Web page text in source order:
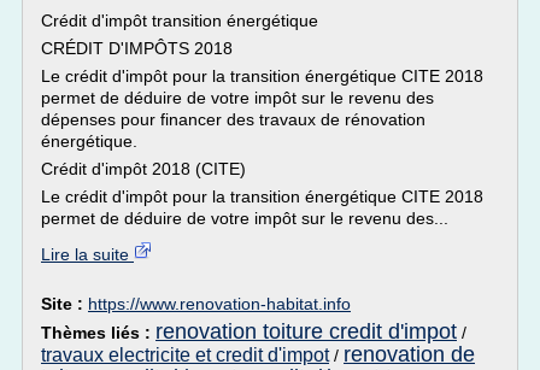
Crédit d'impôt transition énergétique
CRÉDIT D'IMPÔTS 2018
Le crédit d'impôt pour la transition énergétique CITE 2018
permet de déduire de votre impôt sur le revenu des
dépenses pour financer des travaux de rénovation
énergétique.
Crédit d'impôt 2018 (CITE)
Le crédit d'impôt pour la transition énergétique CITE 2018
permet de déduire de votre impôt sur le revenu des...
Lire la suite
Site : https://www.renovation-habitat.info
Thèmes liés : renovation toiture credit d'impot /
travaux electricite et credit d'impot/ renovation de